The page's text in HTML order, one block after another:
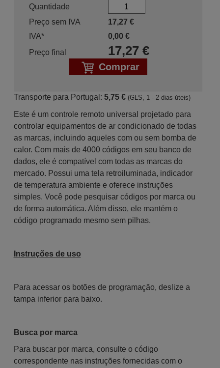
Quantidade
Preço sem IVA
17,27 €
IVA*
0,00 €
Preço final
17,27€
Comprar
Transporte para Portugal: 5,75 € (GLS, 1 - 2 dias úteis)
Este é um controle remoto universal projetado para
controlar equipamentos de ar condicionado de todas
as marcas, incluindo aqueles com ou sem bomba de
calor. Com mais de 4000 códigos em seu banco de
dados, ele é compatível com todas as marcas do
mercado. Possui uma tela retroiluminada, indicador
de temperatura ambiente e oferece instruções
simples. Você pode pesquisar códigos por marca ou
de forma automática. Além disso, ele mantém o
código programado mesmo sem pilhas.
Instruções de uso
Para acessar os botões de programação, deslize a
tampa inferior para baixo.
Busca por marca
Para buscar por marca, consulte o código
correspondente nas instruções fornecidas com o